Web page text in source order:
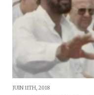
JUIN 11TH, 2018